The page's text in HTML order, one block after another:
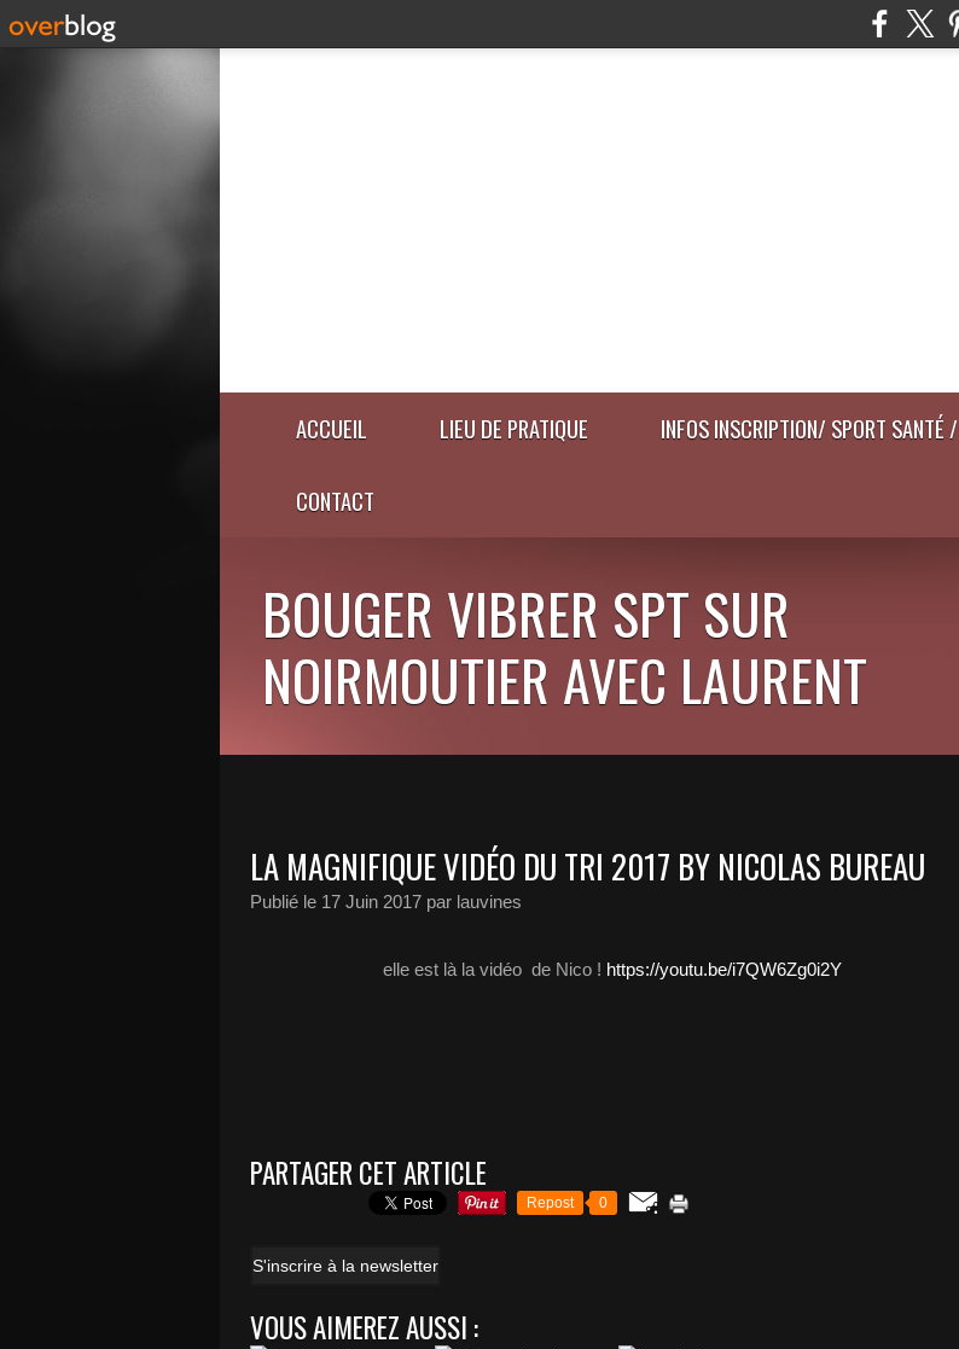
ACCUEIL LIEU DE PRATIQUE INFOS INSCRIPTION/ SPORT SANTÉ
CONTACT
BOUGER VIBRER SPT SUR
NOIRMOUTIER AVEC LAURENT
LA MAGNIFIQUE VIDÉO DU TRI 2017 BY NICOLAS BUREAU
Publié le 17 Juin 2017 par lauvines
elle est là la vidéo de Nico ! https://youtu.be/i7QW6Zg0i2Y
PARTAGER CET ARTICLE
Repost 0
S'inscrire à la newsletter
VOUS AIMEREZ AUSSI :